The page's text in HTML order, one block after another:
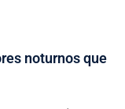
noturnos que